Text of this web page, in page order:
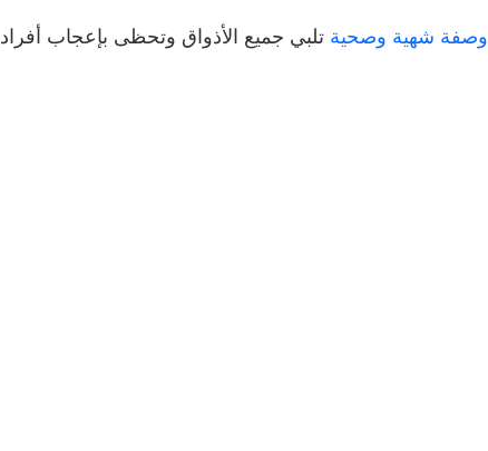
وصفة شهية وصحية تلبي جميع الأذواق وتحظى بإعجاب أفراد